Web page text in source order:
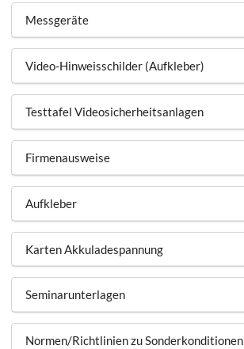
Messgeräte
Video-Hinweisschilder (Aufkleber)
Testtafel Videosicherheitsanlagen
Firmenausweise
Aufkleber
Karten Akkuladespannung
Seminarunterlagen
Normen/Richtlinien zu Sonderkonditionen